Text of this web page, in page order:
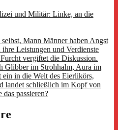
und Militär: Linke, an die
Mann Männer haben Angst
Leistungen und Verdienste
vergiftet die Diskussion.
Glibber im Strohhalm, Aura im
in die Welt des Eierlikörs,
landet schließlich im Kopf von
passieren?